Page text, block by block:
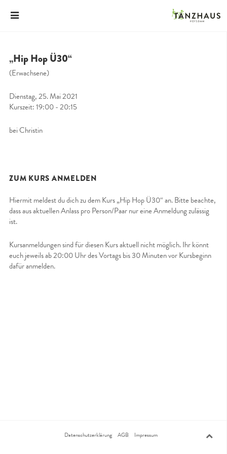
„Hip Hop Ü30“
(Erwachsene)
Dienstag, 25. Mai 2021
Kurszeit: 19:00 - 20:15
bei Christin
ZUM KURS ANMELDEN
Hiermit meldest du dich zu dem Kurs „Hip Hop Ü30“ an. Bitte beachte,
dass aus aktuellen Anlass pro Person/Paar nur eine Anmeldung zulässig
ist.
Kursanmeldungen sind für diesen Kurs aktuell nicht möglich. Ihr könnt
euch jeweils ab 20:00 Uhr des Vortags bis 30 Minuten vor Kursbeginn
dafür anmelden.
Datenschutzerklärung AGB Impressum